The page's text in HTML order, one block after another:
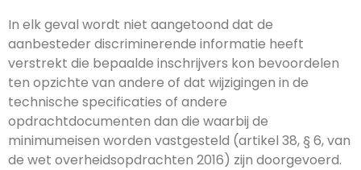
In elk geval wordt niet aangetoond dat de
aanbesteder discriminerende informatie heeft
verstrekt die bepaalde inschrijvers kon bevoordelen
ten opzichte van andere of dat wijzigingen in de
technische specificaties of andere
opdrachtdocumenten dan die waarbij de
minimumeisen worden vastgesteld (artikel 38, § 6, van
de wet overheidsopdrachten 2016) zijn doorgevoerd.